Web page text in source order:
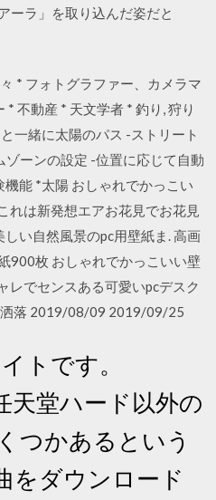
ーラ」を取り込んだ姿だと
* フォトグラファー、カメラマ
* 不動産 * 天文学者 * 釣り, 狩り
一緒に太陽のパス -ストリート
ゾーンの設定 -位置に応じて自動
能 *太陽 おしゃれでかっこい
れは新発想エアお花見でお花見
い自然風景のpc用壁紙ま. 高画
900枚 おしゃれでかっこいい壁
レでセンスある可愛いpcデスク
洒落 2019/08/09 2019/09/25
トです。
天堂ハード以外の
つかあるという
をダウンロード